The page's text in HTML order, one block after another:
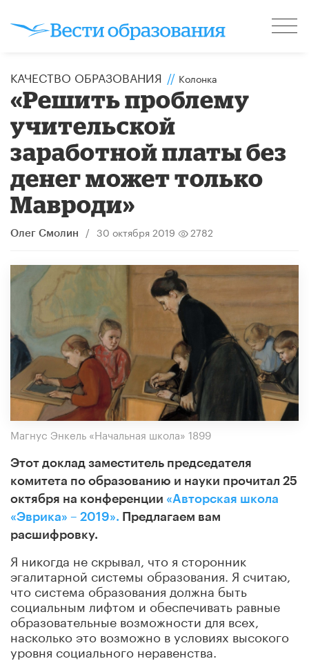
КАЧЕСТВО ОБРАЗОВАНИЯ // Колонка
«Решить проблему
учительской
заработной платы без
денег может только
Мавроди»
Олег Смолин / 30 октября 2019 2782
Магнус Энкель «Начальная школа» 1899
Этот доклад заместитель председателя
комитета по образованию и науки прочитал 25
октября на конференции «Авторская школа
«Эврика» – 2019». Предлагаем вам
расшифровку.
Я никогда не скрывал, что я сторонник
эгалитарной системы образования. Я считаю,
что система образования должна быть
социальным лифтом и обеспечивать равные
образовательные возможности для всех,
насколько это возможно в условиях высокого
уровня социального неравенства.